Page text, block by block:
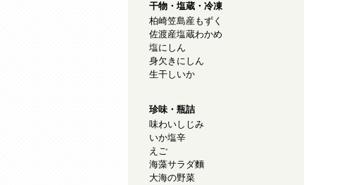
干物・塩蔵・冷凍
柏崎笠島産もずく
佐渡産塩蔵わかめ
塩にしん
身欠きにしん
生干しいか
珍味・瓶詰
味わいしじみ
いか塩辛
えご
海藻サラダ麵
大海の野菜